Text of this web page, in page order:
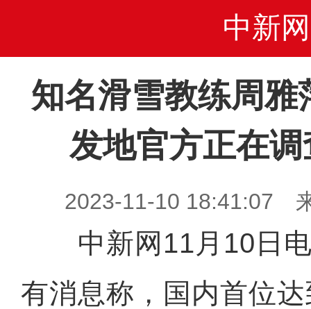
中新网
知名滑雪教练周雅
发地官方正在
2023-11-10 18:41:07
中新网11月10日电
有消息称，国内首位